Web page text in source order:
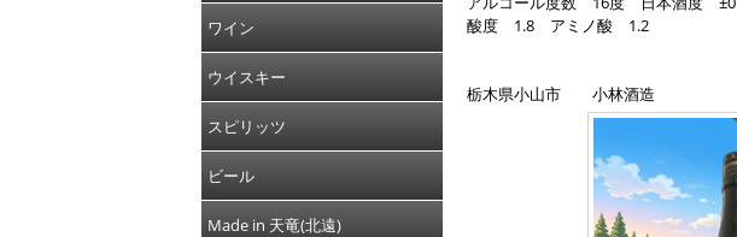
ワイン
ウイスキー
スピリッツ
ビール
Made in 天竜(北遠)
酸度 1.8 アミノ酸 1.2
栃木県小山市 小林酒造